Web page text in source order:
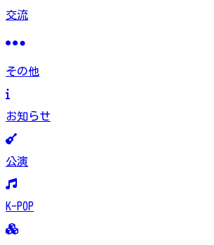
交流
その他
お知らせ
公演
K-POP